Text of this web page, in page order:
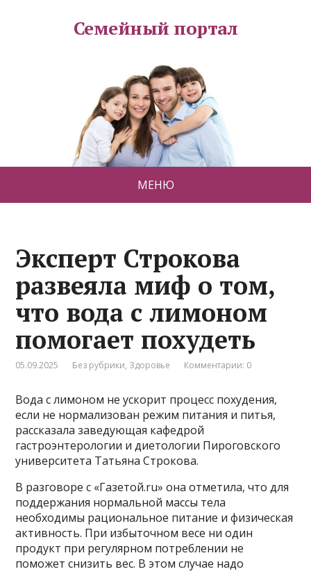
Семейный портал
МЕНЮ
Эксперт Строкова
развеяла миф о том,
что вода с лимоном
помогает похудеть
05.09.2025 Без рубрики, Здоровье Комментарии: 0
Вода с лимоном не ускорит процесс похудения,
если не нормализован режим питания и питья,
рассказала заведующая кафедрой
гастроэнтерологии и диетологии Пироговского
университета Татьяна Строкова.
В разговоре с «Газетой.ru» она отметила, что для
поддержания нормальной массы тела
необходимы рациональное питание и физическая
активность. При избыточном весе ни один
продукт при регулярном потреблении не
поможет снизить вес. В этом случае надо